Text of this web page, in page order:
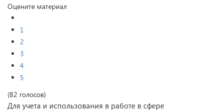
Оцените материал
1
2
3
4
5
(82 голосов)
Для учета и использования в работе в сфере